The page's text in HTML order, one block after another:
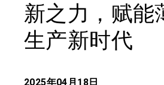
新之力，赋能
生产新时代
2025年04月18日